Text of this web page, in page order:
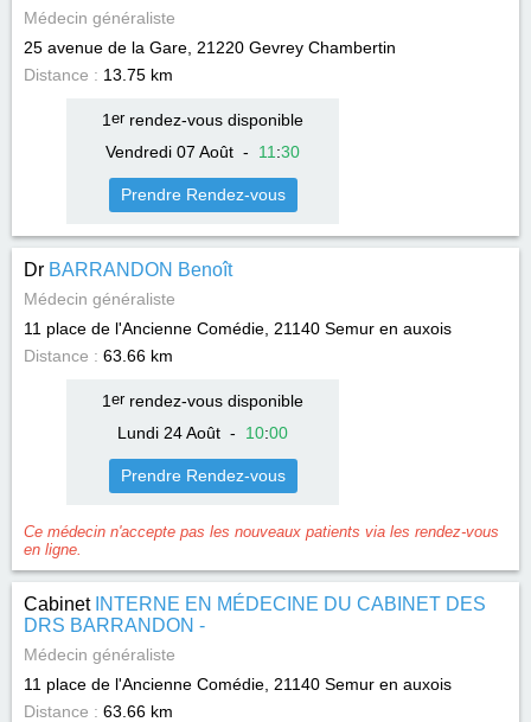
Médecin généraliste
25 avenue de la Gare, 21220 Gevrey Chambertin
Distance : 13.75 km
1 errendez-vous disponible
Vendredi 07 Août - 11 :30
Prendre Rendez-vous
Dr BARRANDON Benoît
Médecin généraliste
11 place de l'Ancienne Comédie, 21140 Semur en auxois
Distance : 63.66 km
1 errendez-vous disponible
Lundi 24 Août - 10:00
Prendre Rendez-vous
Ce médecin n'accepte pas les nouveaux patients via les rendez-vous
en ligne.
Cabinet INTERNE EN MÉDECINE DU CABINET DES
DRS BARRANDON -
Médecin généraliste
11 place de l'Ancienne Comédie, 21140 Semur en auxois
Distance : 63.66 km